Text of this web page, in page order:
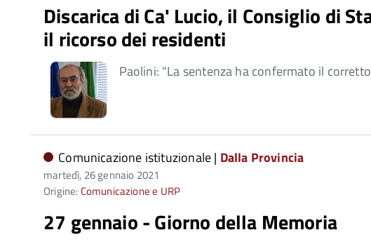
Discarica di Ca' Lucio, il Consiglio di
il ricorso dei residenti
Paolini: "La sentenza ha confermato il
Comunicazione istituzionale | Dalla Provincia
martedì, 26 gennaio 2021
Origine: Comunicazione e URP
27 gennaio - Giorno della Memoria